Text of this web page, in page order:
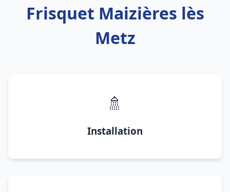
Frisquet Maizières lès
Metz
🚿
Installation